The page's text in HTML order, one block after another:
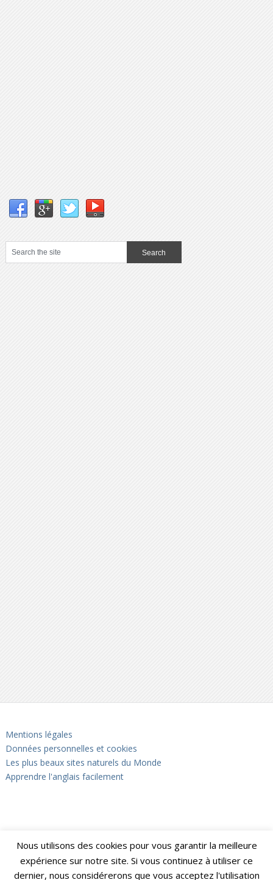
Mentions légales
Données personnelles et cookies
Les plus beaux sites naturels du Monde
Apprendre l'anglais facilement
Nous utilisons des cookies pour vous garantir la meilleure
expérience sur notre site. Si vous continuez à utiliser ce
dernier, nous considérerons que vous acceptez l'utilisation